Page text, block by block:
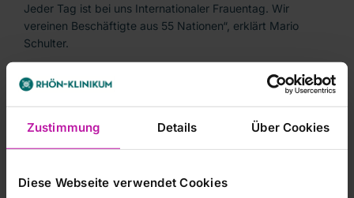
Zustimmung Details Über Cookies
Diese Webseite verwendet Cookies
Jeder Tag ist bei uns Internationaler Frauentag. Wir
vereinen Beschäftigte aus 55 Nationen“, erklärt Mario
Schulter.
Der 8. März sei ein willkommener Anlass, die Bedeutung
von Frauen in der Zentralklinik zu würdigen. „Weibliche
Karrieren sind keine Besonderheit, sondern Standard“, so
der Geschäftsführer. Im ärztlichen Bereichen werden drei
Abteilungen von Frauen geleitet, es gibt 30 weibliche
Geschäftsführung ist paritätisch besetzt.